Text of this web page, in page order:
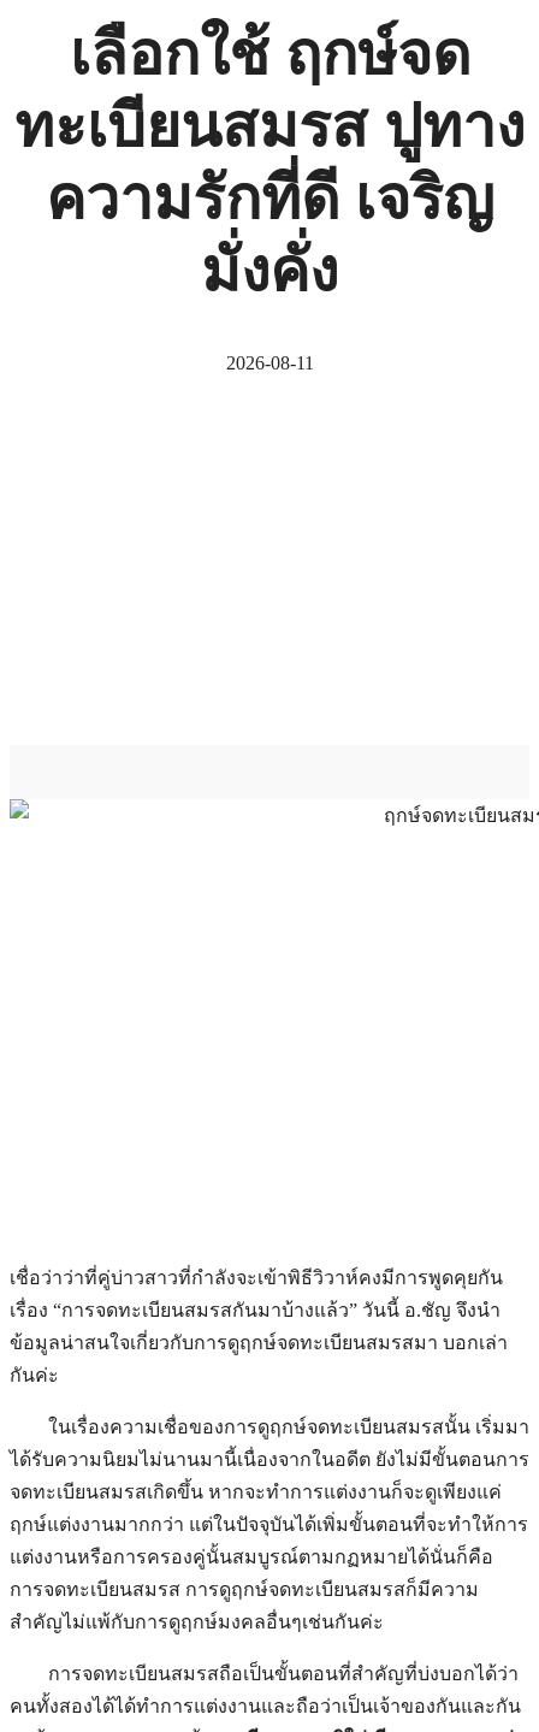
เลือกใช้ ฤกษ์จด
ทะเบียนสมรส ปูทาง
ความรักที่ดี เจริญ
มั่งคั่ง
2026-08-11
เชื่อว่าว่าที่คู่บ่าวสาวที่กำลังจะเข้าพิธีวิวาห์คงมีการพูดคุยกัน
เรื่อง “การจดทะเบียนสมรสกันมาบ้างแล้ว” วันนี้ อ.ชัญ จึงนำ
ข้อมูลน่าสนใจเกี่ยวกับการดูฤกษ์จดทะเบียนสมรสมา บอกเล่า
กันค่ะ
ในเรื่องความเชื่อของการดูฤกษ์จดทะเบียนสมรสนั้น เริ่มมา
ได้รับความนิยมไม่นานมานี้เนื่องจากในอดีต ยังไม่มีขั้นตอนการ
จดทะเบียนสมรสเกิดขึ้น หากจะทำการแต่งงานก็จะดูเพียงแค่
ฤกษ์แต่งงานมากกว่า แต่ในปัจจุบันได้เพิ่มขั้นตอนที่จะทำให้การ
แต่งงานหรือการครองคู่นั้นสมบูรณ์ตามกฏหมายได้นั่นก็คือ
การจดทะเบียนสมรส การดูฤกษ์จดทะเบียนสมรสก็มีความ
สำคัญไม่แพ้กับการดูฤกษ์มงคลอื่นๆเช่นกันค่ะ
การจดทะเบียนสมรสถือเป็นขั้นตอนที่สำคัญที่บ่งบอกได้ว่า
คนทั้งสองได้ได้ทำการแต่งงานและถือว่าเป็นเจ้าของกันและกัน